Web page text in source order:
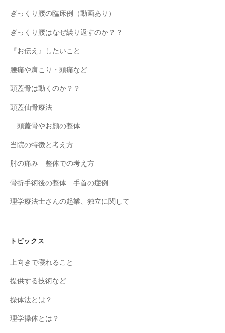
ぎっくり腰の臨床例（動画あり）
ぎっくり腰はなぜ繰り返すのか？？
『お伝え』したいこと
腰痛や肩こり・頭痛など
頭蓋骨は動くのか？？
頭蓋仙骨療法
頭蓋骨やお顔の整体
当院の特徴と考え方
肘の痛み 整体での考え方
骨折手術後の整体 手首の症例
理学療法士さんの起業、独立に関して
トピックス
上向きで寝れること
提供する技術など
操体法とは？
理学操体とは？